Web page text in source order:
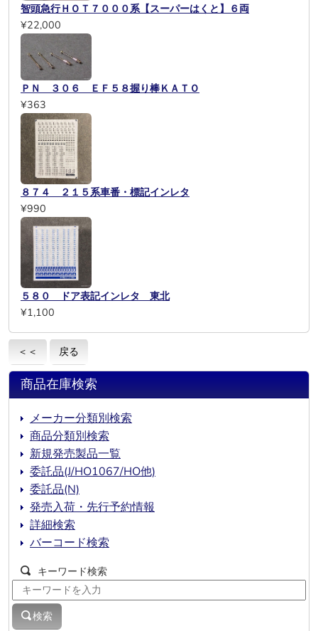
智頭急行ＨＯＴ７０００系【スーパーはくと】６両
¥22,000
ＰＮ ３０６ ＥＦ５８握り棒ＫＡＴＯ
¥363
８７４ ２１５系車番・標記インレタ
¥990
５８０ ドア表記インレタ 東北
¥1,100
＜＜ 戻る
商品在庫検索
メーカー分類別検索
商品分類別検索
新規発売製品一覧
委託品(J/HO1067/HO他)
委託品(N)
発売入荷・先行予約情報
詳細検索
バーコード検索
キーワード検索
検索